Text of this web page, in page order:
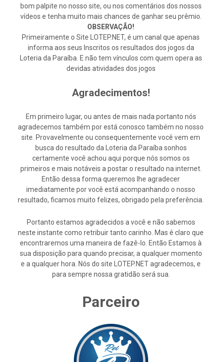
bom palpite no nosso site, ou nos comentários dos nossos
vídeos e tenha muito mais chances de ganhar seu prêmio.
OBSERVAÇÃO!
Primeiramente o Site LOTEP.NET, é um canal que apenas
informa aos seus Inscritos os resultados dos jogos da
Loteria da Paraíba. E não tem vínculos com quem opera as
devidas atividades dos jogos
Agradecimentos!
Em primeiro lugar, ou antes de mais nada portanto nós
agradecemos também por está conosco também no nosso
site. Provavelmente ou consequentemente você vem em
busca do resultado da Loteria da Paraíba sonhos
certamente você achou aqui porque nós somos os
primeiros e mais notáveis a postar o resultado na internet.
Então dessa forma queremos lhe agradecer
imediatamente por você está acompanhando o nosso
resultado, ficamos muito felizes, obrigado pela preferência.
Portanto estamos agradecidos a você e não sabemos
neste instante como retribuir tanto carinho. Mas é claro que
encontraremos uma maneira de fazê-lo. Então Estamos à
sua disposição para quando precisar, a qualquer momento
e a qualquer hora. Nós do site LOTEP.NET agradecemos, e
para sempre nossa gratidão será sua.
Parceiro